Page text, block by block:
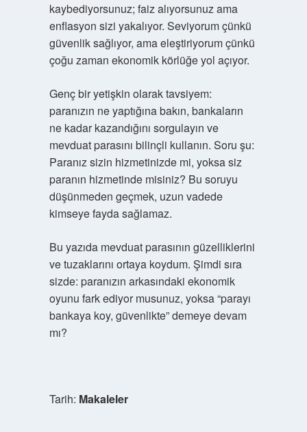
kaybediyorsunuz; faiz alıyorsunuz ama
enflasyon sizi yakalıyor. Seviyorum çünkü
güvenlik sağlıyor, ama eleştiriyorum çünkü
çoğu zaman ekonomik körlüğe yol açıyor.
Genç bir yetişkin olarak tavsiyem:
paranızın ne yaptığına bakın, bankaların
ne kadar kazandığını sorgulayın ve
mevduat parasını bilinçli kullanın. Soru şu:
Paranız sizin hizmetinizde mi, yoksa siz
paranın hizmetinde misiniz? Bu soruyu
düşünmeden geçmek, uzun vadede
kimseye fayda sağlamaz.
Bu yazıda mevduat parasının güzelliklerini
ve tuzaklarını ortaya koydum. Şimdi sıra
sizde: paranızın arkasındaki ekonomik
oyunu fark ediyor musunuz, yoksa “parayı
bankaya koy, güvenlikte” demeye devam
mı?
Tarih: Makaleler